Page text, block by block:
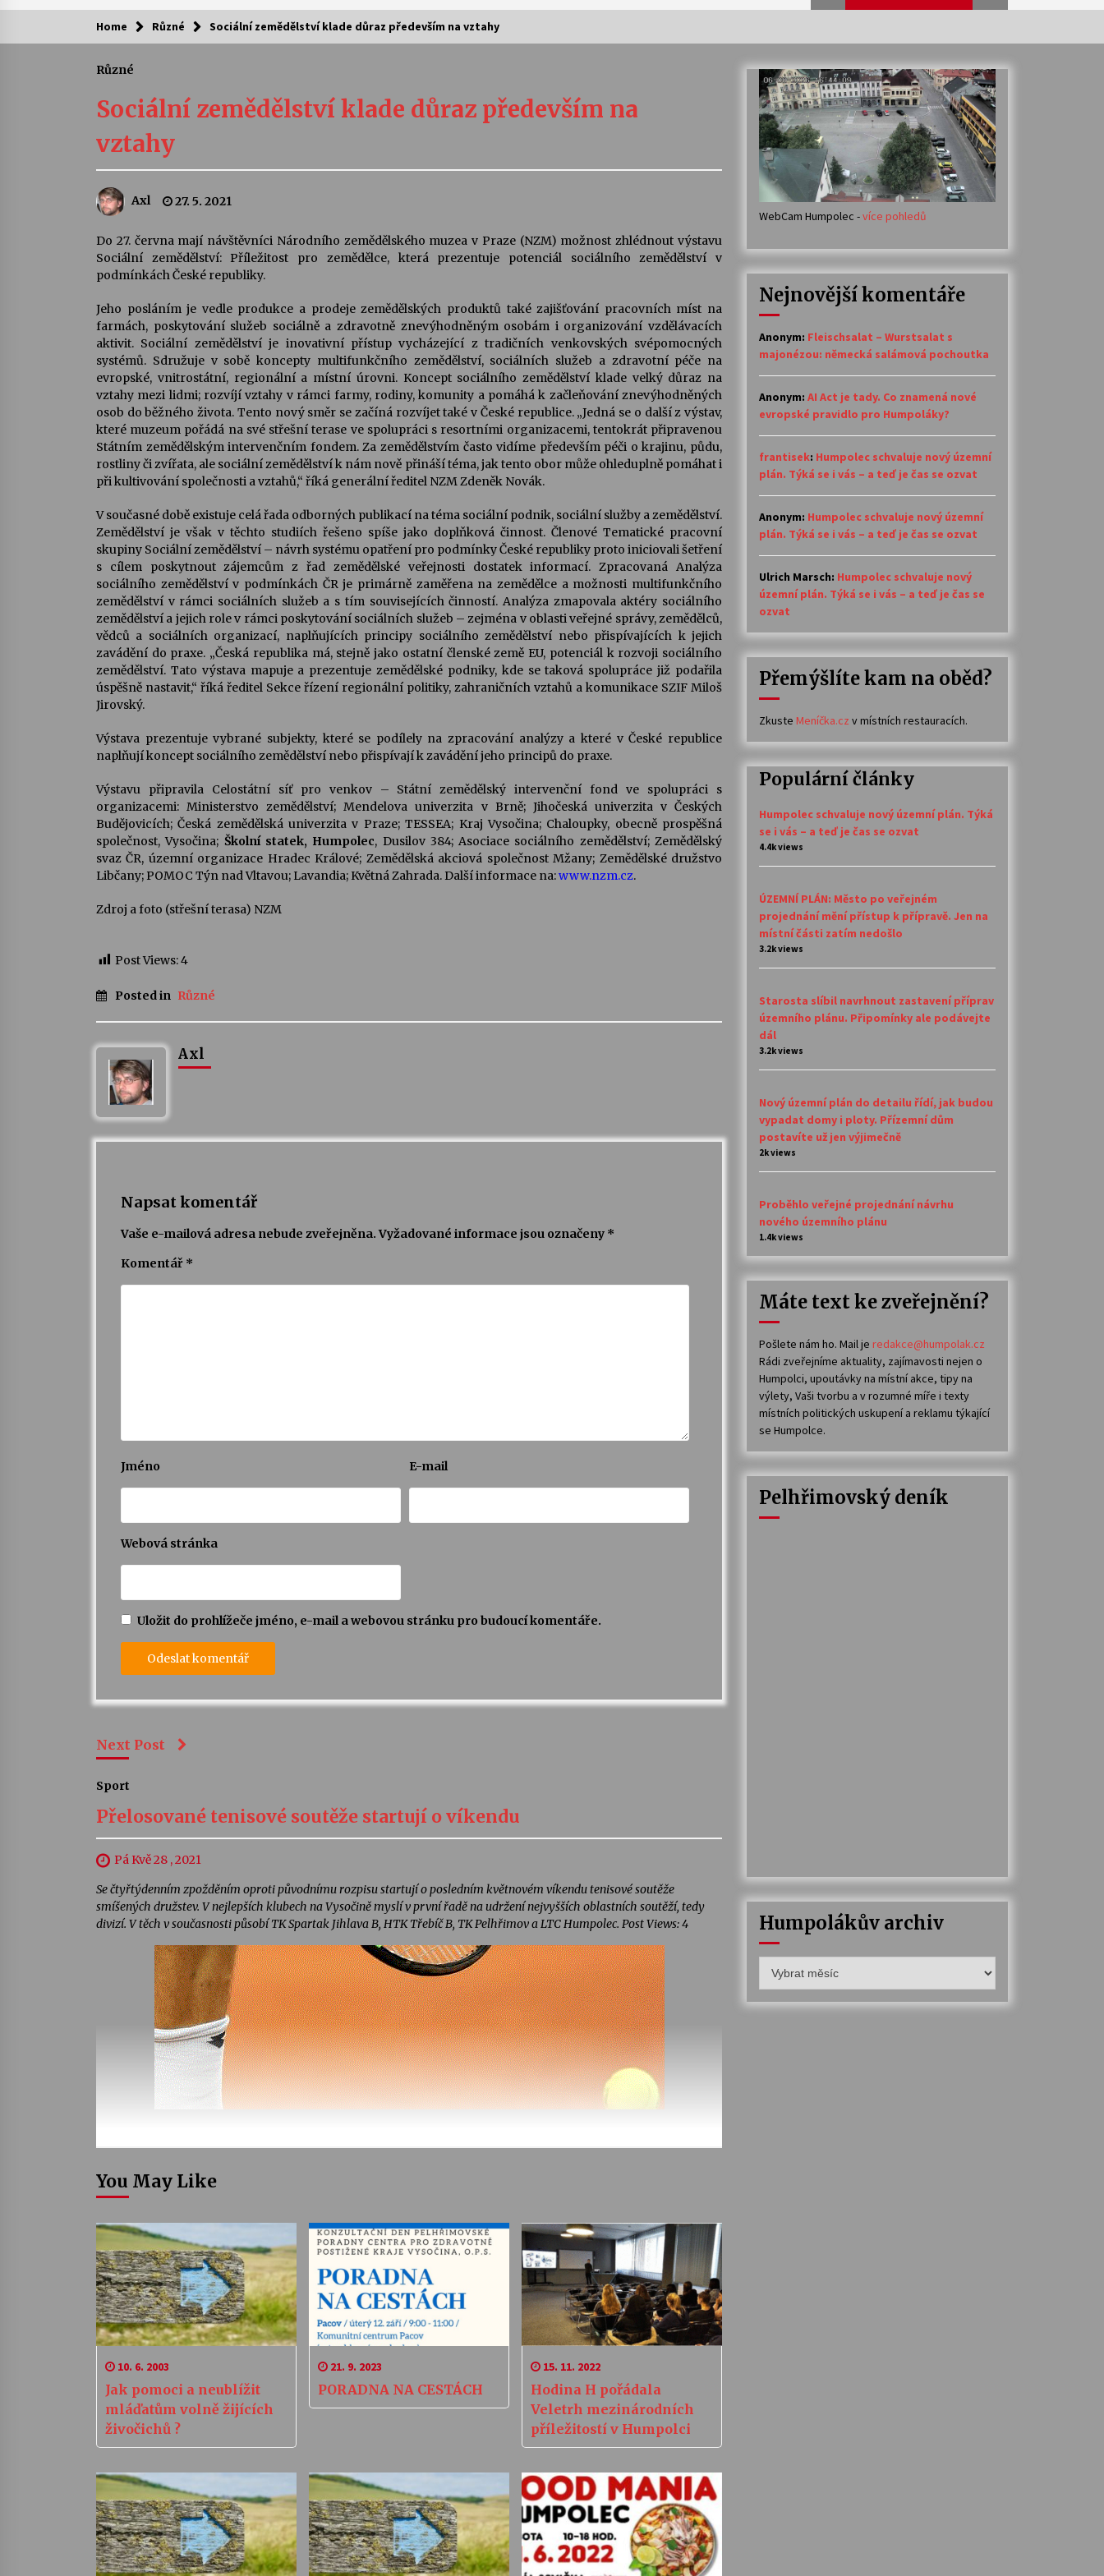
Kam za kulturou?
Camerata a Sukuba Ensemble
4. 8. 2026
Stávám se kapkou
30. 7. 2026
Veselí muzikanti
30. 7. 2026
Quijotova šedesátka: 28. 7.–1. 8.
28. 7. 2026
Kolchoz a Jenakaši
Votavžatský ploty
23. 7. 2026
Letní koncerty ve Stromovce: Rufus
Miller
22. 7. 2026
Vysočinka
17. 7. 2026 14. 7. 2026
Za kulturou kousek za Humpolec. V
Želivě ožije odkaz Josefa Čapka
13. 7. 2026
Varhanní recitál Michala Novenka v
Klášteře Želiv
3. 7. 2026
30. 6. 2026
Home Různé Sociální zemědělství klade důraz především na vztahy
Různé
Sociální zemědělství klade důraz především na
vztahy
Axl 27. 5. 2021
Do 27. června mají návštěvníci Národního zemědělského muzea v Praze (NZM) možnost zhlédnout výstavu
Sociální zemědělství: Příležitost pro zemědělce, která prezentuje potenciál sociálního zemědělství v
podmínkách České republiky.
Jeho posláním je vedle produkce a prodeje zemědělských produktů také zajišťování pracovních míst na
farmách, poskytování služeb sociálně a zdravotně znevýhodněným osobám i organizování vzdělávacích
aktivit. Sociální zemědělství je inovativní přístup vycházející z tradičních venkovských svépomocných
systémů. Sdružuje v sobě koncepty multifunkčního zemědělství, sociálních služeb a zdravotní péče na
evropské, vnitrostátní, regionální a místní úrovni. Koncept sociálního zemědělství klade velký důraz na
vztahy mezi lidmi; rozvíjí vztahy v rámci farmy, rodiny, komunity a pomáhá k začleňování znevýhodněných
osob do běžného života. Tento nový směr se začíná rozvíjet také v České republice. „Jedná se o další z výstav,
které muzeum pořádá na své střešní terase ve spolupráci s resortními organizacemi, tentokrát připravenou
Státním zemědělským intervenčním fondem. Za zemědělstvím často vidíme především péči o krajinu, půdu,
rostliny či zvířata, ale sociální zemědělství k nám nově přináší téma, jak tento obor může ohleduplně pomáhat i
při kultivování společnosti a vztahů,“ říká generální ředitel NZM Zdeněk Novák.
V současné době existuje celá řada odborných publikací na téma sociální podnik, sociální služby a zemědělství.
Zemědělství je však v těchto studiích řešeno spíše jako doplňková činnost. Členové Tematické pracovní
skupiny Sociální zemědělství – návrh systému opatření pro podmínky České republiky proto iniciovali šetření
s cílem poskytnout zájemcům z řad zemědělské veřejnosti dostatek informací. Zpracovaná Analýza
sociálního zemědělství v podmínkách ČR je primárně zaměřena na zemědělce a možnosti multifunkčního
zemědělství v rámci sociálních služeb a s tím souvisejících činností. Analýza zmapovala aktéry sociálního
zemědělství a jejich role v rámci poskytování sociálních služeb – zejména v oblasti veřejné správy, zemědělců,
vědců a sociálních organizací, naplňujících principy sociálního zemědělství nebo přispívajících k jejich
zavádění do praxe. „Česká republika má, stejně jako ostatní členské země EU, potenciál k rozvoji sociálního
zemědělství. Tato výstava mapuje a prezentuje zemědělské podniky, kde se taková spolupráce již podařila
úspěšně nastavit,“ říká ředitel Sekce řízení regionální politiky, zahraničních vztahů a komunikace SZIF Miloš
Jirovský.
Výstava prezentuje vybrané subjekty, které se podílely na zpracování analýzy a které v České republice
naplňují koncept sociálního zemědělství nebo přispívají k zavádění jeho principů do praxe.
Výstavu připravila Celostátní síť pro venkov – Státní zemědělský intervenční fond ve spolupráci s
organizacemi: Ministerstvo zemědělství; Mendelova univerzita v Brně; Jihočeská univerzita v Českých
Budějovicích; Česká zemědělská univerzita v Praze; TESSEA; Kraj Vysočina; Chaloupky, obecně prospěšná
společnost, Vysočina; Školní statek, Humpolec, Dusilov 384; Asociace sociálního zemědělství; Zemědělský
svaz ČR, územní organizace Hradec Králové; Zemědělská akciová společnost Mžany; Zemědělské družstvo
Libčany; POMOC Týn nad Vltavou; Lavandia; Květná Zahrada. Další informace na:www.nzm.cz.
Zdroj a foto (střešní terasa) NZM
Post Views:4
Posted in Různé
Axl
Napsat komentář
Vaše e-mailová adresa nebude zveřejněna. Vyžadované informace jsou označeny *
Komentář *
Jméno E-mail
Webová stránka
Uložit do prohlížeče jméno, e-mail a webovou stránku pro budoucí komentáře.
Next Post
Sport
Přelosované tenisové soutěže startují o víkendu
Pá Kvě 28 , 2021
Se čtyřtýdenním zpožděním oproti původnímu rozpisu startují o posledním květnovém víkendu tenisové soutěže
smíšených družstev. V nejlepších klubech na Vysočině myslí v první řadě na udržení nejvyšších oblastních soutěží, tedy
divizí. V těch v současnosti působí TK Spartak Jihlava B, HTK Třebíč B, TK Pelhřimov a LTC Humpolec. Post Views: 4
You May Like
10. 6. 2003
Jak pomoci a neublížit
mláďatům volně žijících
živočichů ?
21. 9. 2023
PORADNA NA CESTÁCH
15. 11. 2022
Hodina H pořádala
Veletrh mezinárodních
příležitostí v Humpolci
WebCam Humpolec -více pohledů
Nejnovější komentáře
Anonym: Fleischsalat – Wurstsalat s
majonézou: německá salámová pochoutka
Anonym: AI Act je tady. Co znamená nové
evropské pravidlo pro Humpoláky?
frantisek: Humpolec schvaluje nový územní
plán. Týká se i vás – a teď je čas se ozvat
Anonym: Humpolec schvaluje nový územní
plán. Týká se i vás – a teď je čas se ozvat
Ulrich Marsch: Humpolec schvaluje nový
územní plán. Týká se i vás – a teď je čas se
ozvat
Přemýšlíte kam na oběd?
Zkuste Meníčka.cz v místních restauracích.
Populární články
Humpolec schvaluje nový územní plán. Týká
se i vás – a teď je čas se ozvat
4.4k views
ÚZEMNÍ PLÁN: Město po veřejném
projednání mění přístup k přípravě. Jen na
místní části zatím nedošlo
3.2k views
Starosta slíbil navrhnout zastavení příprav
územního plánu. Připomínky ale podávejte
dál
3.2k views
Nový územní plán do detailu řídí, jak budou
vypadat domy i ploty. Přízemní dům
postavíte už jen výjimečně
2k views
Proběhlo veřejné projednání návrhu
nového územního plánu
1.4k views
Máte text ke zveřejnění?
Pošlete nám ho. Mail je redakce@humpolak.cz
Rádi zveřejníme aktuality, zajímavosti nejen o
Humpolci, upoutávky na místní akce, tipy na
výlety, Vaši tvorbu a v rozumné míře i texty
místních politických uskupení a reklamu týkající
se Humpolce.
Pelhřimovský deník
Humpolákův archiv
archiv